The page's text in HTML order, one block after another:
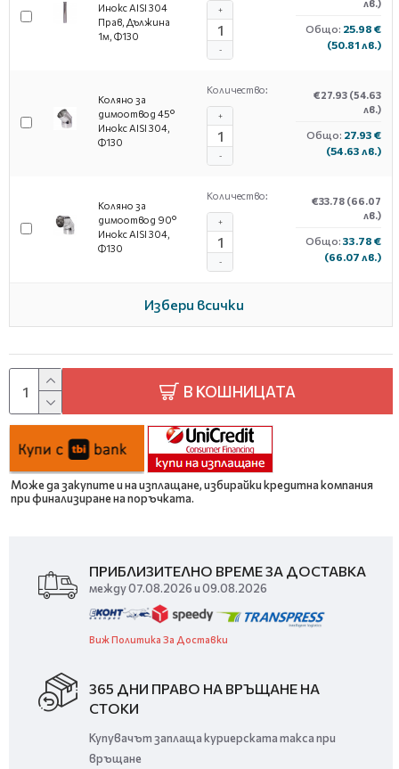
Инокс AISI 304
Прав, Дължина
1м, Ф130
-
+
лв.)
Общо: 25.98 €
(50.81 лв.)
Коляно за
димоотвод 45°
Инокс AISI 304,
Ф130
Количество:
-
+
€27.93 (54.63
лв.)
Общо: 27.93 €
(54.63 лв.)
Коляно за
димоотвод 90°
Инокс AISI 304,
Ф130
Количество:
-
+
€33.78 (66.07
лв.)
Общо: 33.78 €
(66.07 лв.)
Избери всички
В КОШНИЦАТА
Може да закупите и на изплащане, избирайки кредитна компания
при финализиране на поръчката.
ПРИБЛИЗИТЕЛНО ВРЕМЕ ЗА ДОСТАВКА
между 07.08.2026 и 09.08.2026
Виж Политика За Доставки
365 ДНИ ПРАВО НА ВРЪЩАНЕ НА
СТОКИ
Купувачът заплаща куриерската такса при
връщане